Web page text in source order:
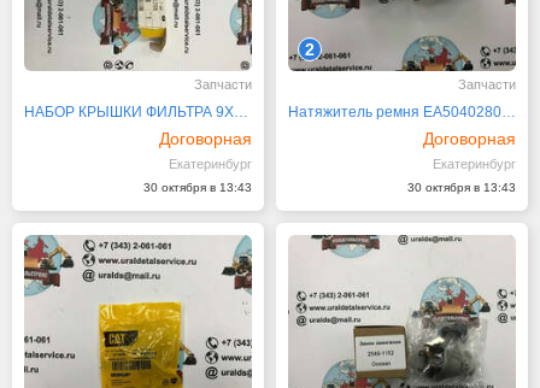
Запчасти
НАБОР КРЫШКИ ФИЛЬТРА 9X-2205
Договорная
Екатеринбург
30 октября в 13:43
2
Запчасти
Натяжитель ремня EA504028028 ИТАЛИЯ
Договорная
Екатеринбург
30 октября в 13:43